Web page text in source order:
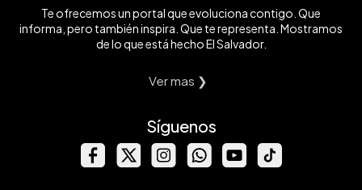
Te ofrecemos un portal que evoluciona contigo. Que
informa, pero también inspira. Que te representa. Mostramos
de lo que está hecho El Salvador.
Ver mas ❯
Síguenos